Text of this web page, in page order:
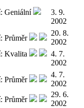
3. 9.
2002
20. 8.
2002
4. 7.
2002
4. 7.
2002
29. 6.
2002